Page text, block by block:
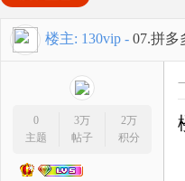
» › ›
楼主: 130vip - 07.拼多
0
主题
3万
帖子
2万
积分